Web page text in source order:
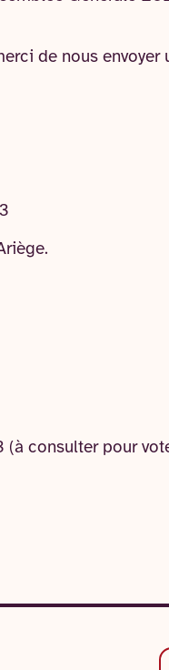
de nous envoyer
consulter pour